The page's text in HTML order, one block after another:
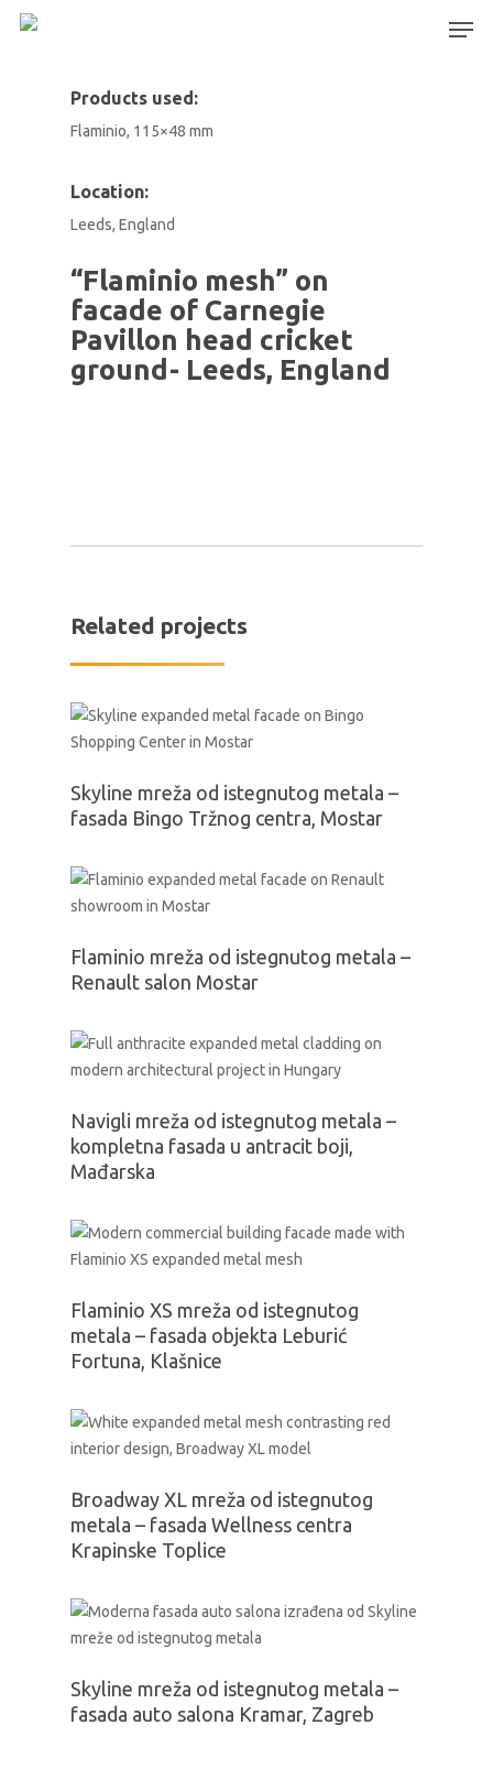
Hit enter to search or ESC to close
Products used:
Flaminio, 115×48 mm
Location:
Leeds, England
“Flaminio mesh” on
facade of Carnegie
Pavillon head cricket
ground- Leeds, England
Related projects
Skyline mreža od istegnutog metala –
fasada Bingo Tržnog centra, Mostar
Flaminio mreža od istegnutog metala –
Renault salon Mostar
Navigli mreža od istegnutog metala –
kompletna fasada u antracit boji,
Mađarska
Flaminio XS mreža od istegnutog
metala – fasada objekta Leburić
Fortuna, Klašnice
Broadway XL mreža od istegnutog
metala – fasada Wellness centra
Krapinske Toplice
Skyline mreža od istegnutog metala –
fasada auto salona Kramar, Zagreb